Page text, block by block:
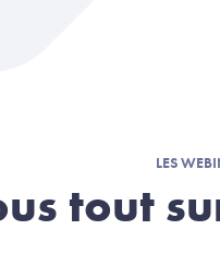
LES
tout